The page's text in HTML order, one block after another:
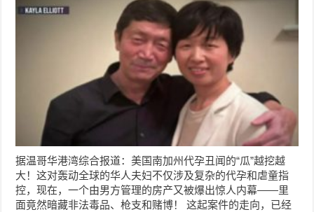
据温哥华港湾综合报道：美国南加州代孕丑闻的“瓜”越挖越
大！这对轰动全球的华人夫妇不仅涉及复杂的代孕和虐童指
控，现在，一个由男方管理的房产又被爆出惊人内幕——里
面竟然暗藏非法毒品、枪支和赌博！ 这起案件的走向，已经